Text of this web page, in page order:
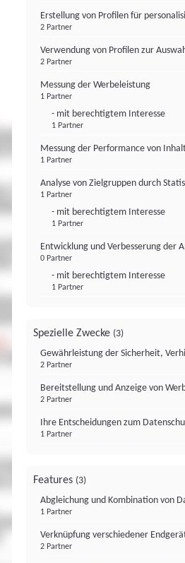
Erstellung von Profilen für
2 Partner
Verwendung von Profilen zur
2 Partner
Messung der Werbeleistung
1 Partner
- mit berechtigtem Interesse
1 Partner
Messung der Performance von
1 Partner
Analyse von Zielgruppen durch
1 Partner
- mit berechtigtem Interesse
1 Partner
Entwicklung und Verbesserung der
0 Partner
- mit berechtigtem Interesse
1 Partner
Spezielle Zwecke (3)
Gewährleistung der Sicherheit,
2 Partner
Bereitstellung und Anzeige von
2 Partner
Ihre Entscheidungen zum
1 Partner
Features (3)
Abgleichung und Kombination von
1 Partner
Verknüpfung verschiedener
2 Partner